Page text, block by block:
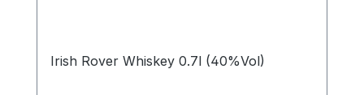
Irish Rover Whiskey 0.7l (40%Vol)